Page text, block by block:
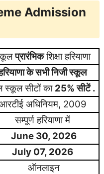
Admission
प्रारंभिकशिक्षा हरियाणा
के सभी निजी स्कूल
स्कूल सीटों का 25% सीटें .
अधिनियम, 2009
सम्पूर्ण हरियाणा में
June 30, 2026
July 07, 2026
ऑनलाइन